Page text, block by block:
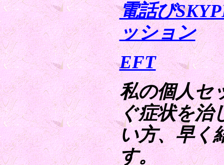
電話び
ッション
EFT
私の個人セ
ぐ症状を治
い方、早く
す。